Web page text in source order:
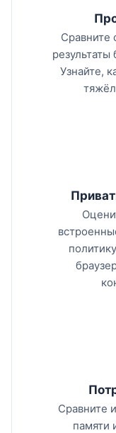
Сравните
Узнайте,
Сравните
памяти